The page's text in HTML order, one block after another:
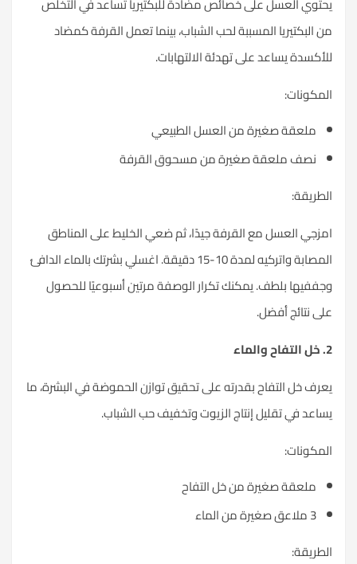
البكتيريا المسببة لحب الشباب، بينما تعمل القرفة كمضاد
يساعد على تهدئة الالتهابات.
ملعقة صغيرة من العسل الطبيعي
نصف ملعقة صغيرة من مسحوق القرفة
العسل مع القرفة جيدًا، ثم ضعي الخليط على المناطق
المصابة واتركيه لمدة 10-15 دقيقة. اغسلي بشرتك بالماء الدافئ
بلطف. يمكنك تكرار الوصفة مرتين أسبوعيًا للحصول
نتائج أفضل.
خل التفاح بقدرته على تحقيق توازن الحموضة في البشرة، ما
في تقليل إنتاج الزيوت وتخفيف حب الشباب.
ملعقة صغيرة من خل التفاح